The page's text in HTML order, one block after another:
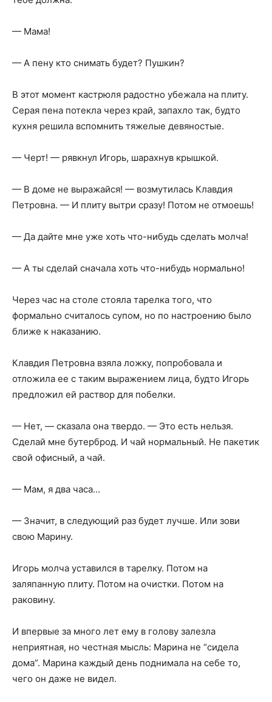
— Мама!
— А пену кто снимать будет? Пушкин?
В этот момент кастрюля радостно убежала на плиту.
Серая пена потекла через край, запахло так, будто
кухня решила вспомнить тяжелые девяностые.
— Черт! — рявкнул Игорь, шарахнув крышкой.
— В доме не выражайся! — возмутилась Клавдия
Петровна. — И плиту вытри сразу! Потом не отмоешь!
— Да дайте мне уже хоть что-нибудь сделать молча!
— А ты сделай сначала хоть что-нибудь нормально!
Через час на столе стояла тарелка того, что
формально считалось супом, но по настроению было
ближе к наказанию.
Клавдия Петровна взяла ложку, попробовала и
отложила ее с таким выражением лица, будто Игорь
предложил ей раствор для побелки.
— Нет, — сказала она твердо. — Это есть нельзя.
Сделай мне бутерброд. И чай нормальный. Не пакетик
свой офисный, а чай.
— Мам, я два часа…
— Значит, в следующий раз будет лучше. Или зови
свою Марину.
Игорь молча уставился в тарелку. Потом на
заляпанную плиту. Потом на очистки. Потом на
раковину.
И впервые за много лет ему в голову залезла
неприятная, но честная мысль: Марина не “сидела
дома”. Марина каждый день поднимала на себе то,
чего он даже не видел.